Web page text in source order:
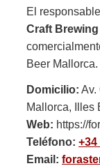
El
Craft Brewing
Beer Mallorca.
Domicilio: Av.
Mallorca, Illes
Web: https://
Teléfono: +34
Email: